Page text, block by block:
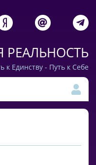
РЕАЛЬНОСТЬ
к Единству - Путь к Себе